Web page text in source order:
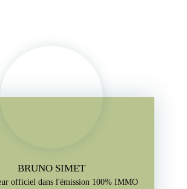
BRUNO SIMET
officiel dans l'émission 100% IMMO